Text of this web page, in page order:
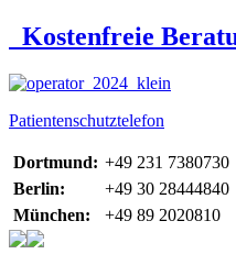
Kostenfreie
Patientenschutztelefon
Dortmund: +49 231 7380730
Berlin:
+49 30 28444840
München:
+49 89 2020810